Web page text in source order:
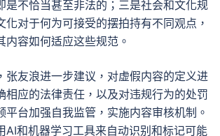
是不恰当甚至非法的；三是社会和文化规
化对于何为可接受的摆拍持有不同观点，
内容如何适应这些规范。
张友浪进一步建议，对虚假内容的定义进
相应的法律责任，以及对违规行为的处罚
平台加强自我监管，实施内容审核机制。
AI和机器学习工具来自动识别和标记可能